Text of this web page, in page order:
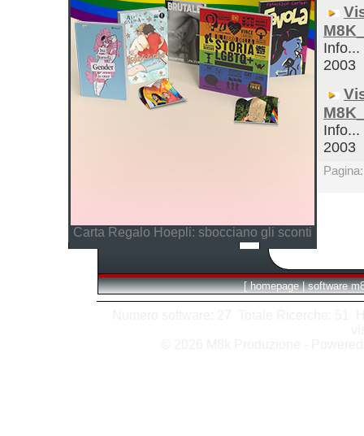
Carta Regalo Hoepli: sbocciano gli sconti
Info...
2003
Info...
2003
[ homepage | software